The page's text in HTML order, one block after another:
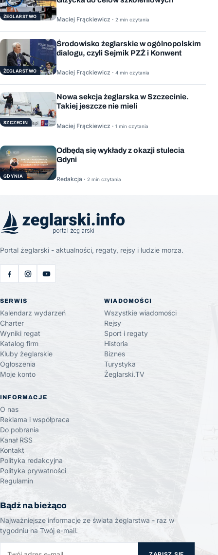
ŻEGLARSTWO Maciej Frąckiewicz · 2 min czytania
ŻEGLARSTWO
Środowisko żeglarskie w ogólnopolskim
dialogu, czyli Sejmik PZŻ i Konwent
Maciej Frąckiewicz · 4 min czytania
SZCZECIN
Nowa sekcja żeglarska w Szczecinie.
Takiej jeszcze nie mieli
Maciej Frąckiewicz · 1 min czytania
GDYNIA
Odbędą się wykłady z okazji stulecia
Gdyni
Redakcja · 2 min czytania
Portal żeglarski - aktualności, regaty, rejsy i ludzie morza.
SERWIS
Kalendarz wydarzeń
Charter
Wyniki regat
Katalog firm
Kluby żeglarskie
Ogłoszenia
Moje konto
WIADOMOŚCI
Wszystkie wiadomości
Rejsy
Sport i regaty
Historia
Biznes
Turystyka
Żeglarski.TV
INFORMACJE
O nas
Reklama i współpraca
Do pobrania
Kanał RSS
Kontakt
Polityka redakcyjna
Polityka prywatności
Regulamin
Bądź na bieżąco
Najważniejsze informacje ze świata żeglarstwa - raz w
tygodniu na Twój e-mail.